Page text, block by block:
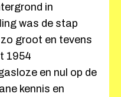
in
was de stap
groot en tevens
1954
en nul op de
kennis en